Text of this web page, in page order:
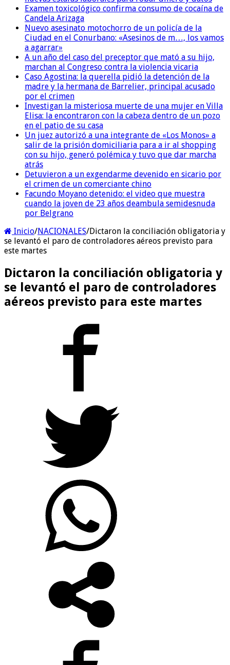
Examen toxicológico confirma consumo de cocaína de
Candela Arizaga
Nuevo asesinato motochorro de un policía de la
Ciudad en el Conurbano: «Asesinos de m…, los vamos
a agarrar»
A un año del caso del preceptor que mató a su hijo,
marchan al Congreso contra la violencia vicaria
Caso Agostina: la querella pidió la detención de la
madre y la hermana de Barrelier, principal acusado
por el crimen
Investigan la misteriosa muerte de una mujer en Villa
Elisa: la encontraron con la cabeza dentro de un pozo
en el patio de su casa
Un juez autorizó a una integrante de «Los Monos» a
salir de la prisión domiciliaria para a ir al shopping
con su hijo, generó polémica y tuvo que dar marcha
atrás
Detuvieron a un exgendarme devenido en sicario por
el crimen de un comerciante chino
Facundo Moyano detenido: el video que muestra
cuando la joven de 23 años deambula semidesnuda
por Belgrano
Inicio/NACIONALES/Dictaron la conciliación obligatoria y
se levantó el paro de controladores aéreos previsto para
este martes
Dictaron la conciliación obligatoria y
se levantó el paro de controladores
aéreos previsto para este martes